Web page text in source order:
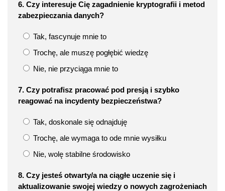
6. Czy interesuje Cię zagadnienie kryptografii i metod
zabezpieczania danych?
Tak, fascynuje mnie to
Trochę, ale muszę pogłębić wiedzę
Nie, nie przyciąga mnie to
7. Czy potrafisz pracować pod presją i szybko
reagować na incydenty bezpieczeństwa?
Tak, doskonale się odnajduję
Trochę, ale wymaga to ode mnie wysiłku
Nie, wolę stabilne środowisko
8. Czy jesteś otwarty/a na ciągłe uczenie się i
aktualizowanie swojej wiedzy o nowych zagrożeniach